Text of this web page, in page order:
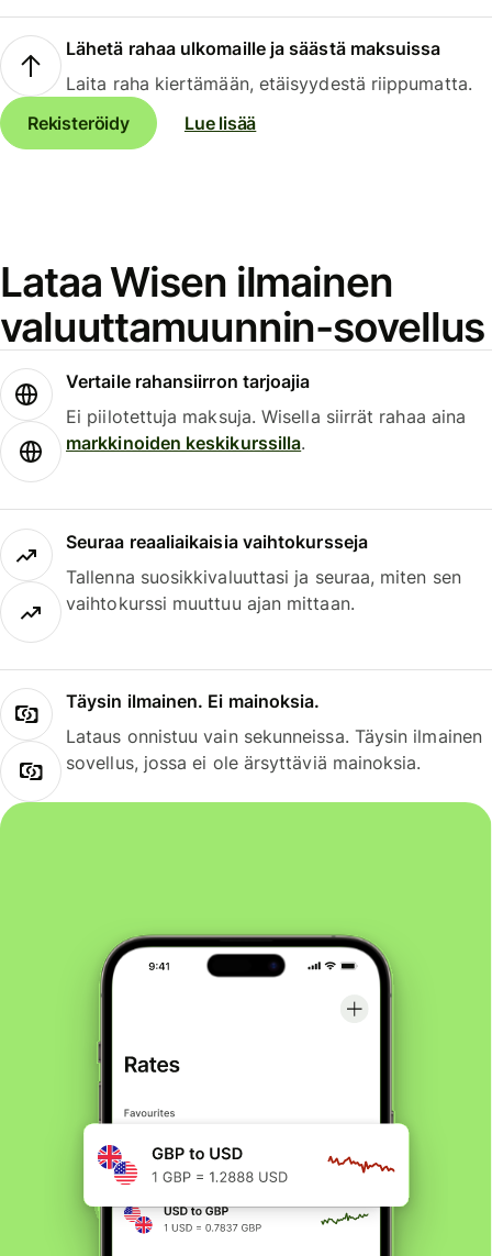
Lähetä rahaa ulkomaille ja säästä maksuissa
Laita raha kiertämään, etäisyydestä riippumatta.
Rekisteröidy
Lue lisää
Lataa Wisen ilmainen
valuuttamuunnin-sovellus
Vertaile rahansiirron tarjoajia
Ei piilotettuja maksuja. Wisella siirrät rahaa aina
markkinoiden keskikurssilla.
Seuraa reaaliaikaisia vaihtokursseja
Tallenna suosikkivaluuttasi ja seuraa, miten sen
vaihtokurssi muuttuu ajan mittaan.
Täysin ilmainen. Ei mainoksia.
Lataus onnistuu vain sekunneissa. Täysin ilmainen
sovellus, jossa ei ole ärsyttäviä mainoksia.